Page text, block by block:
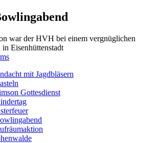
war der HVH bei einem vergnüglichen
Eisenhüttenstadt
mit Jagdbläsern
Gottesdienst